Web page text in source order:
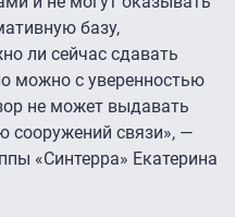
базу,
ли сейчас сдавать
можно с уверенностью
не может выдавать
сооружений связи», —
«Синтерра» Екатерина